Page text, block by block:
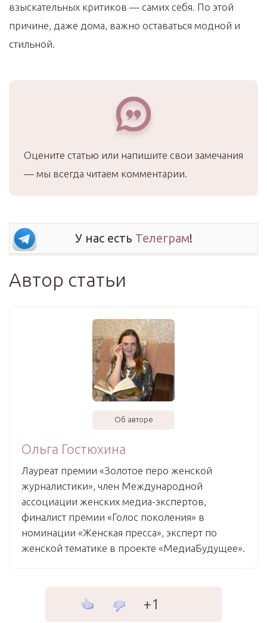
взыскательных критиков — самих себя. По этой
причине, даже дома, важно оставаться модной и
стильной.
Оцените статью или напишите свои замечания
— мы всегда читаем комментарии.
У нас есть Телеграм!
Автор статьи
Об авторе
Ольга Гостюхина
Лауреат премии «Золотое перо женской
журналистики», член Международной
ассоциации женских медиа-экспертов,
финалист премии «Голос поколения» в
номинации «Женская пресса», эксперт по
женской тематике в проекте «МедиаБудущее».
+1